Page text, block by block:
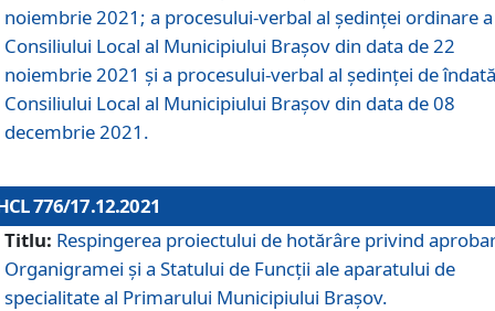
noiembrie 2021; a procesului-verbal al şedinţei ordinare a
Consiliului Local al Municipiului Braşov din data de 22
noiembrie 2021 și a procesului-verbal al şedinţei de
Consiliului Local al Municipiului Braşov din data de 08
decembrie 2021.
776/17.12.2021
Titlu: Respingerea proiectului de hotărâre privind
Organigramei şi a Statului de Funcţii ale aparatului de
specialitate al Primarului Municipiului Braşov.